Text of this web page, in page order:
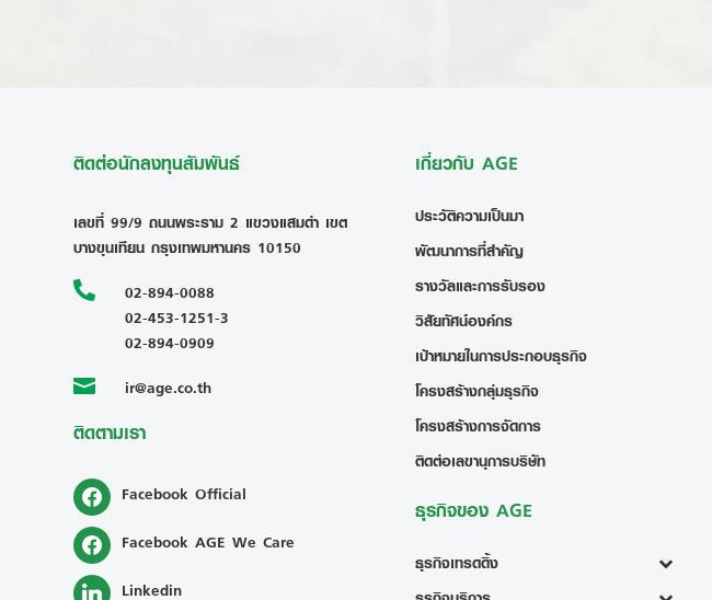
ติดต่อนักลงทุนสัมพันธ์
เลขที่ 99/9 ถนนพระราม 2 แขวงแสมดำ เขต
บางขุนเทียน กรุงเทพมหานคร 10150

02-894-0088
02-453-1251-3
02-894-0909
 ir@age.co.th
ติดตามเรา
Facebook Official
Facebook AGE We Care
Linkedin
เกี่ยวกับ AGE
ประวัติความเป็นมา
พัฒนาการที่สำคัญ
รางวัลและการรับรอง
วิสัยทัศน์องค์กร
เป้าหมายในการประกอบธุรกิจ
โครงสร้างกลุ่มธุรกิจ
โครงสร้างการจัดการ
ติดต่อเลขานุการบริษัท
ธุรกิจของ AGE
ธุรกิจเทรดดิ้ง